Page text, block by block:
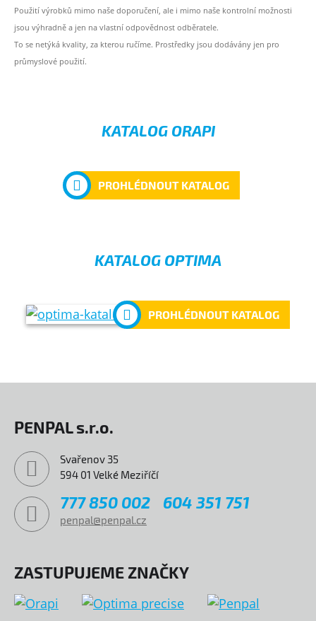
Použití výrobků mimo naše doporučení, ale i mimo naše kontrolní možnosti
jsou výhradně a jen na vlastní odpovědnost odběratele.
To se netýká kvality, za kterou ručíme. Prostředky jsou dodávány jen pro
průmyslové použití.
KATALOG ORAPI
PROHLÉDNOUT KATALOG
KATALOG OPTIMA
PROHLÉDNOUT KATALOG
PENPAL s.r.o.
Svařenov 35
594 01 Velké Meziříčí
777 850 002 604 351 751
penpal@penpal.cz
ZASTUPUJEME ZNAČKY